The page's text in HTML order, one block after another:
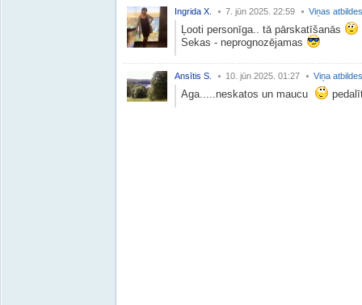
Ingrida X. 7. jūn 2025. 22:59 Viņas atbildes
Ļooti personīga.. tā pārskatīšanās
Sekas - neprognozējamas
Ansītis S. 10. jūn 2025. 01:27 Viņa atbildes
Aga.....neskatos un maucu